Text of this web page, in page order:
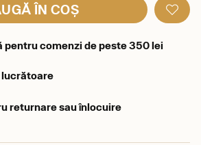
ÎN COȘ
pentru comenzi de peste 350 lei
lucrătoare
returnare sau înlocuire